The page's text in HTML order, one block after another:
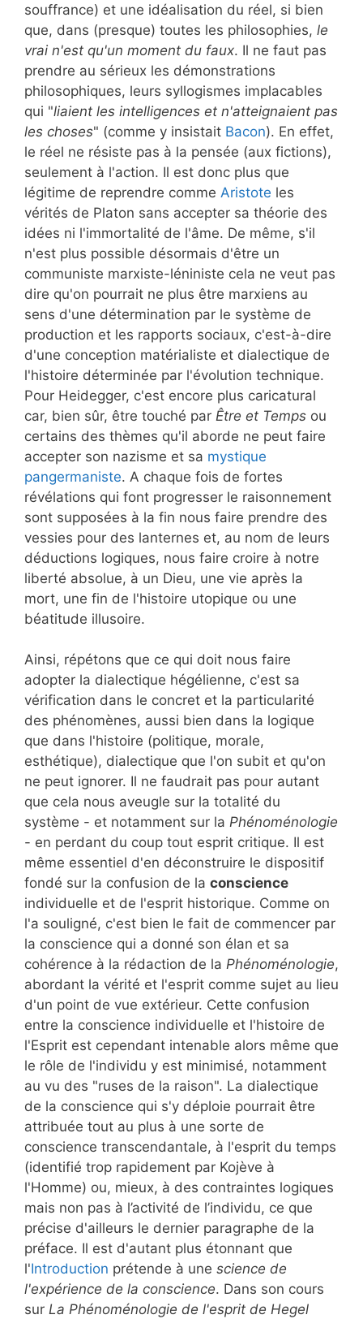
souffrance) et une idéalisation du réel, si bien
que, dans (presque) toutes les philosophies, le
vrai n'est qu'un moment du faux. Il ne faut pas
prendre au sérieux les démonstrations
philosophiques, leurs syllogismes implacables
qui "liaient les intelligences et n'atteignaient pas
les choses" (comme y insistait Bacon). En effet,
le réel ne résiste pas à la pensée (aux fictions),
seulement à l'action. Il est donc plus que
légitime de reprendre comme Aristote les
vérités de Platon sans accepter sa théorie des
idées ni l'immortalité de l'âme. De même, s'il
n'est plus possible désormais d'être un
communiste marxiste-léniniste cela ne veut pas
dire qu'on pourrait ne plus être marxiens au
sens d'une détermination par le système de
production et les rapports sociaux, c'est-à-dire
d'une conception matérialiste et dialectique de
l'histoire déterminée par l'évolution technique.
Pour Heidegger, c'est encore plus caricatural
car, bien sûr, être touché par Être et Temps ou
certains des thèmes qu'il aborde ne peut faire
accepter son nazisme et sa mystique
pangermaniste. A chaque fois de fortes
révélations qui font progresser le raisonnement
sont supposées à la fin nous faire prendre des
vessies pour des lanternes et, au nom de leurs
déductions logiques, nous faire croire à notre
liberté absolue, à un Dieu, une vie après la
mort, une fin de l'histoire utopique ou une
béatitude illusoire.
Ainsi, répétons que ce qui doit nous faire
adopter la dialectique hégélienne, c'est sa
vérification dans le concret et la particularité
des phénomènes, aussi bien dans la logique
que dans l'histoire (politique, morale,
esthétique), dialectique que l'on subit et qu'on
ne peut ignorer. Il ne faudrait pas pour autant
que cela nous aveugle sur la totalité du
système - et notamment sur la Phénoménologie
- en perdant du coup tout esprit critique. Il est
même essentiel d'en déconstruire le dispositif
fondé sur la confusion de la conscience
individuelle et de l'esprit historique. Comme on
l'a souligné, c'est bien le fait de commencer par
la conscience qui a donné son élan et sa
cohérence à la rédaction de la Phénoménologie,
abordant la vérité et l'esprit comme sujet au lieu
d'un point de vue extérieur. Cette confusion
entre la conscience individuelle et l'histoire de
l'Esprit est cependant intenable alors même que
le rôle de l'individu y est minimisé, notamment
au vu des "ruses de la raison". La dialectique
de la conscience qui s'y déploie pourrait être
attribuée tout au plus à une sorte de
conscience transcendantale, à l'esprit du temps
(identifié trop rapidement par Kojève à
l'Homme) ou, mieux, à des contraintes logiques
mais non pas à l’activité de l’individu, ce que
précise d'ailleurs le dernier paragraphe de la
préface. Il est d'autant plus étonnant que
l'Introduction prétende à une science de
l'expérience de la conscience. Dans son cours
sur La Phénoménologie de l'esprit de Hegel